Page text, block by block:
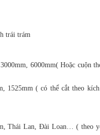
trái trám
6000mm( Hoặc cuộn
1525mm ( có thể cắt theo
Thái Lan, Đài Loan… ( theo